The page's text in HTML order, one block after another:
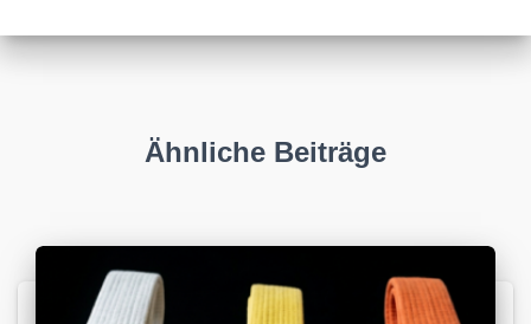
Ähnliche Beiträge